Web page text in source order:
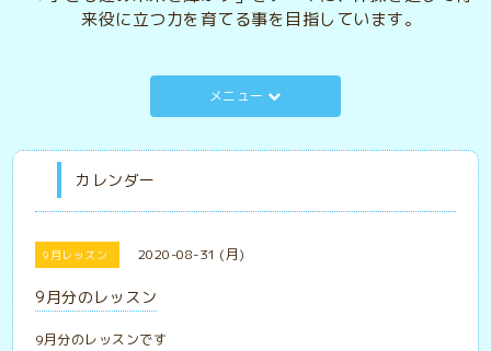
来役に立つ力を育てる事を目指しています。
メニュー
カレンダー
9月レッスン 2020-08-31 (月)
9月分のレッスン
9月分のレッスンです